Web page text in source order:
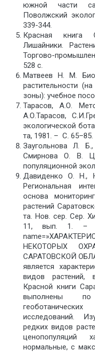
южной части
Поволжский
339-344.
Красная книга
Лишайники.
Торгово-
528 с.
Матвеев Н. М.
растительности
зоны): учебное
Тарасов, А.О.
А.О.Тарасов,
экологической
та, 1981. – С. 65–85.
Заугольнова Л.
Смирнова О. В.
популяционной
Давиденко О. Н.,
Региональная
основа
растений
та. Нов. сер. Сер.
11, вып. 1. – С.
НЕКОТОРЫХ
САРАТОВСКОЙ
является
видов растений,
Красной книги
выполнены по
исследований.
редких видов
ценопопуляций
нормальные, с